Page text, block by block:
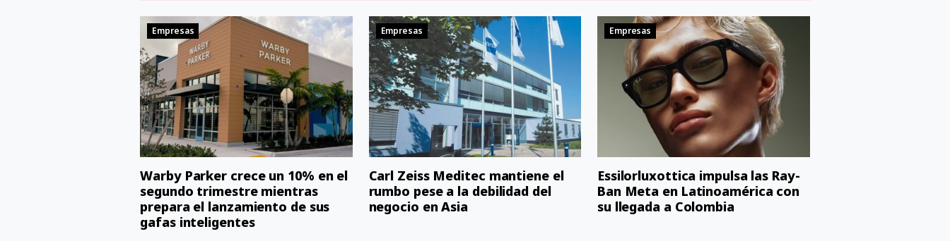
Empresas
Warby Parker crece un 10% en el
segundo trimestre mientras
prepara el lanzamiento de sus
gafas inteligentes
Empresas
Carl Zeiss Meditec mantiene el
rumbo pese a la debilidad del
negocio en Asia
Empresas
Essilorluxottica impulsa las Ray-
Ban Meta en Latinoamérica con
su llegada a Colombia